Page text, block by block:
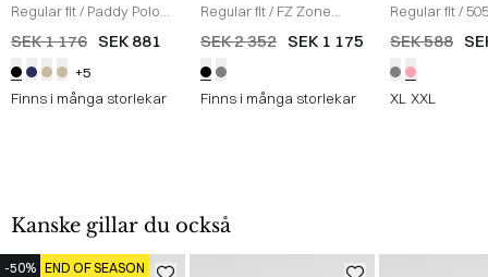
Regular fit/ Paddy Polo
T-shirt
SORT
SEK 1 176 SEK 881
+5
Finns i många storlekar
Regular fit/ FZ Zone
Sweatshirt
SORT
SEK 2 352 SEK 1 175
Finns i många storlekar
Regular fit/
shirt /LYS RØD
SEK 588
XL XXL
Kanske gillar du också
-50% END OF SEASON